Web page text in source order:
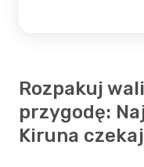
Rozpakuj
przygodę:
Kiruna